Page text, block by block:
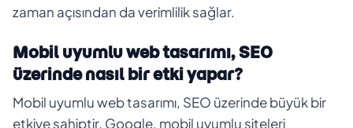
zaman açısından da verimlilik sağlar.
Mobil uyumlu web tasarımı, SEO
üzerinde nasıl bir etki yapar?
Mobil uyumlu web tasarımı, SEO üzerinde büyük bir
etkiye sahiptir. Google, mobil uyumlu siteleri